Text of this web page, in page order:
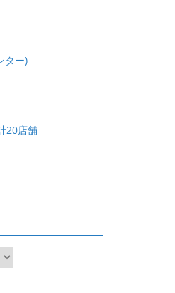
ター)
20店舗